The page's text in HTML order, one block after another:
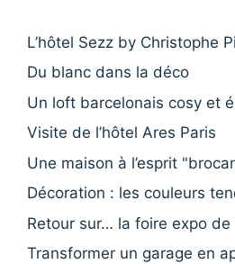
L’hôtel Sezz by Christophe
Du blanc dans la déco
Un loft barcelonais cosy et
Visite de l’hôtel Ares Paris
Une maison à l’esprit
Décoration : les couleurs
Retour sur… la foire expo de
Transformer un garage en